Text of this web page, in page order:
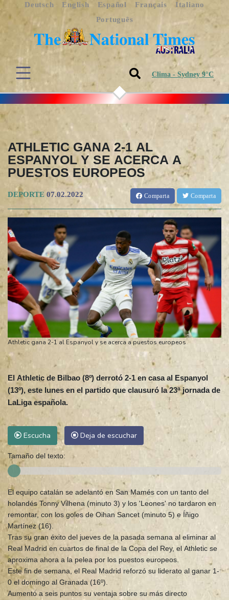
Deutsch English Español Français
Italiano
Português
Clima - Sydney 9°C
ATHLETIC GANA 2-1 AL
ESPANYOL Y SE ACERCA A
PUESTOS EUROPEOS
DEPORTE 07.02.2022 Comparta Comparta
Athletic gana 2-1 al Espanyol y se acerca a puestos europeos
El Athletic de Bilbao (8º) derrotó 2-1 en casa al Espanyol
(13º), este lunes en el partido que clausuró la 23ª jornada de
LaLiga española.
Escucha Deja de escuchar
Tamaño del texto:
El equipo catalán se adelantó en San Mamés con un tanto del
holandés Tonny Vilhena (minuto 3) y los 'Leones' no tardaron en
remontar, con los goles de Oihan Sancet (minuto 5) e Íñigo
Martínez (16).
Tras su gran éxito del jueves de la pasada semana al eliminar al
Real Madrid en cuartos de final de la Copa del Rey, el Athletic se
aproxima ahora a la pelea por los puestos europeos.
Este fin de semana, el Real Madrid reforzó su liderato al ganar 1-
0 el domingo al Granada (16º).
Aumentó a seis puntos su ventaja sobre su más directo